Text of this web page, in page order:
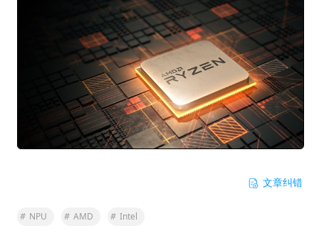
文章纠错
# NPU # AMD # Intel